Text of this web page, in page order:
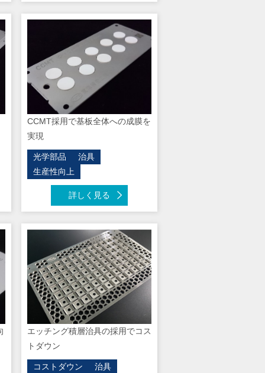
CCMT採用で基板全体への成膜を
実現
光学部品
治具
生産性向上
詳しく見る
エッチング積層治具の採用でコス
トダウン
コストダウン 治具